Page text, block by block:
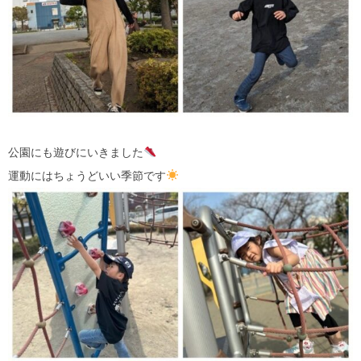
公園にも遊びにいきました
運動にはちょうどいい季節です